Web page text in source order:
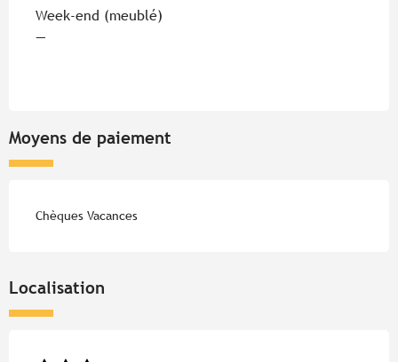
Week-end (meublé)
—
Moyens de paiement
Chèques Vacances
Localisation